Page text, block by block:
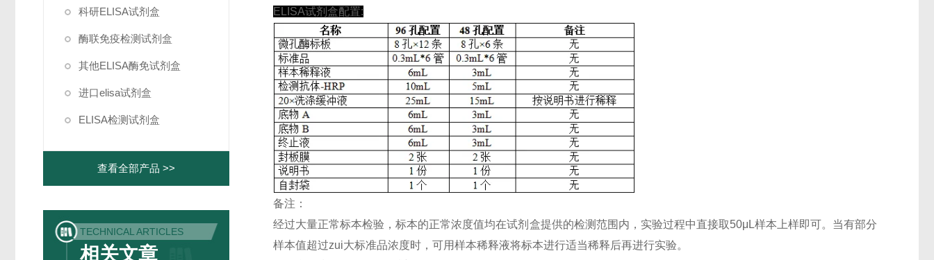
科研ELISA试剂盒
酶联免疫检测试剂盒
其他ELISA酶免试剂盒
进口elisa试剂盒
ELISA检测试剂盒
查看全部产品 >>
TECHNICAL ARTICLES
相关文章
ELISA试剂盒配置:
备注：
经过大量正常标本检验，标本的正常浓度值均在试剂盒提供的检测范围内，实验过程中直接取50μL样本上样即可。当有部分
样本值超过zui大标准品浓度时，可用样本稀释液将标本进行适当稀释后再进行实验。